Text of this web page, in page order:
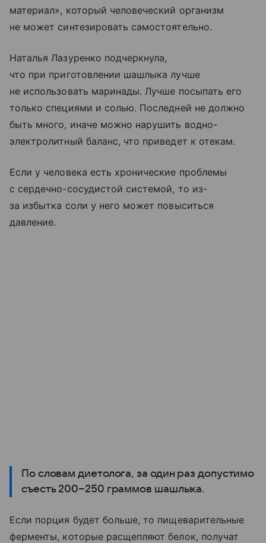
материал», который человеческий организм
не может синтезировать самостоятельно.
Наталья Лазуренко подчеркнула,
что при приготовлении шашлыка лучше
не использовать маринады. Лучше посыпать его
только специями и солью. Последней не должно
быть много, иначе можно нарушить водно-
электролитный баланс, что приведет к отекам.
Если у человека есть хронические проблемы
с сердечно-сосудистой системой, то из-
за избытка соли у него может повыситься
давление.
По словам диетолога, за один раз допустимо
съесть 200−250 граммов шашлыка.
Если порция будет больше, то пищеварительные
ферменты, которые расщепляют белок, получат